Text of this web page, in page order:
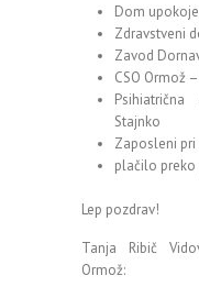
Dom
Zdravstveni
Zavod
CSO Ormož
Stajnko
Zaposleni pri
plačilo preko
Lep pozdrav!
Tanja Ribič
Ormož: